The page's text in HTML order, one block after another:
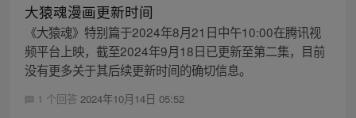
大猿魂漫画更新时间
《大猿魂》特别篇于2024年8月21日中午10:00在腾讯视
频平台上映，截至2024年9月18日已更新至第二集，目前
没有更多关于其后续更新时间的确切信息。
1 个回答 2024年10月14日 05:52